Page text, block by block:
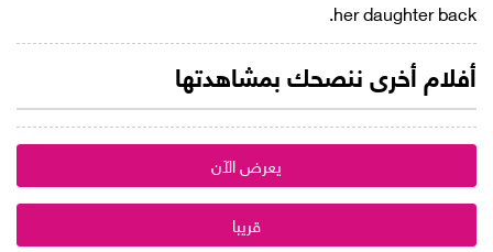
her daughter back.
أفلام أخرى ننصحك بمشاهدتها
يعرض الآن
قريبا